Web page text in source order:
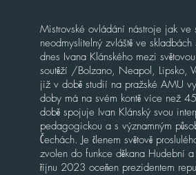
Mistrovské ovládání nástroje jak
neodmyslitelný zvláště ve
dnes Ivana Klánského mezi
soutěží /Bolzano, Neapol, Lipsko,
již v době studií na pražské AMU
doby má na svém kontě více než
době spojuje Ivan Klánský svou
pedagogickou a s významným
Čechách. Je členem světově
zvolen do funkce děkana Hudební
říjnu 2023 oceňen prezidentem